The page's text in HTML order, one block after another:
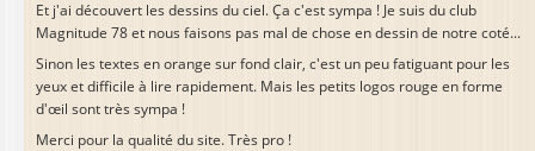
Et j'ai découvert les dessins du ciel. Ça c'est sympa ! Je suis du club
Magnitude 78 et nous faisons pas mal de chose en dessin de notre coté...
Sinon les textes en orange sur fond clair, c'est un peu fatiguant pour les
yeux et difficile à lire rapidement. Mais les petits logos rouge en forme
d'œil sont très sympa !
Merci pour la qualité du site. Très pro !